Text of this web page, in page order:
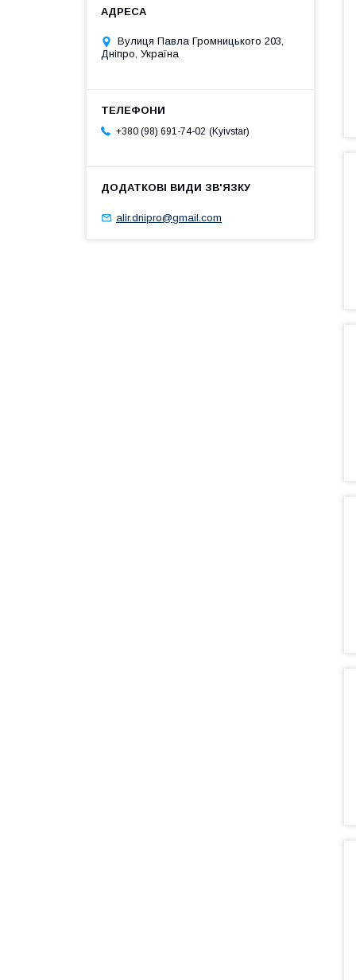
Вулиця Павла Громницького 203,
Дніпро, Україна
+380 (98) 691-74-02 Kyivstar
alir.dnipro@gmail.com